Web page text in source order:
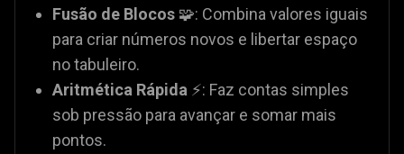
Fusão de Blocos 🧩: Combina valores iguais
para criar números novos e libertar espaço
no tabuleiro.
Aritmética Rápida ⚡: Faz contas simples
sob pressão para avançar e somar mais
pontos.